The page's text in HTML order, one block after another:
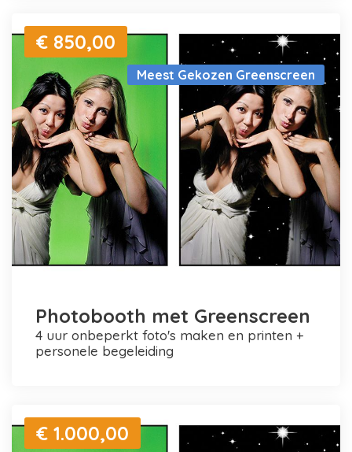
Meest Gekozen Greenscreen
€ 850,00
Photobooth met Greenscreen
4 uur onbeperkt foto's maken en printen +
personele begeleiding
€ 1.000,00